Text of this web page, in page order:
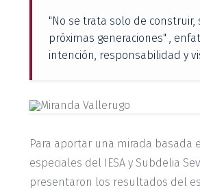
"No se trata solo de
próximas generaciones" ,
intención, responsabilidad y
Para aportar una mirada basada
especiales del IESA y Subdelia
presentaron los resultados del